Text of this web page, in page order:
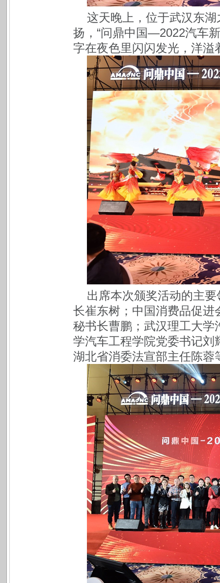
这天晚上，位于武汉东
扬，“问鼎中国—2022汽车
字在夜色里闪闪发光，洋溢
出席本次颁奖活动的主
长崔东树；中国消费品促
秘书长曹鹏；武汉理工大
学汽车工程学院党委书记
湖北省消委法宣部主任陈蓉